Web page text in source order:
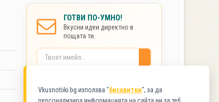
ГОТВИ ПО-УМНО!
Вкусни идеи директно в
пощата ти.
Vkusnotiiki.bg използва "бисквитки", за да